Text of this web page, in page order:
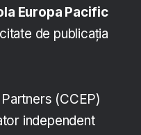
Europa Pacific
de publicația
(CCEP)
independent